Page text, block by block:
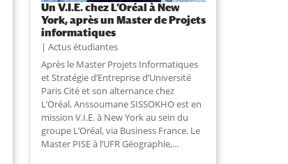
Un V.I.E. chez L’Oréal à New
York, après un Master de Projets
informatiques
Actus étudiantes
Après le Master Projets Informatiques
et Stratégie d’Entreprise d’Université
Paris Cité et son alternance chez
L’Oréal, Anssoumane SISSOKHO est en
mission V.I.E. à New York au sein du
groupe L’Oréal, via Business France. Le
Master PISE à l’UFR Géographie,...